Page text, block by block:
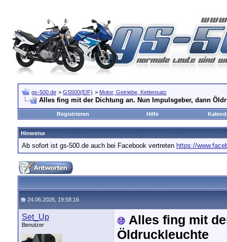
gs-500.de > GS500(E/F) > Motor, Getriebe, Kettensatz
Alles fing mit der Dichtung an. Nun Impulsgeber, dann
Registrieren Hilfe
Hinweise
Ab sofort ist gs-500.de auch bei Facebook vertreten https://
24.06.2026, 19:58:16
Set_Up
Benutzer
Alles fing mit
Öldruckleuchte